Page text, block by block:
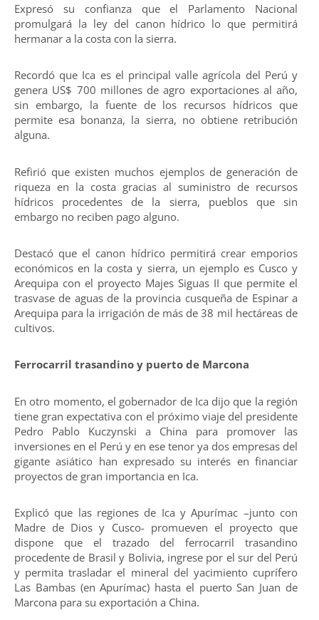
Expresó su confianza que el Parlamento Nacional
promulgará la ley del canon hídrico lo que permitirá
hermanar a la costa con la sierra.
Recordó que Ica es el principal valle agrícola del Perú y
genera US$ 700 millones de agro exportaciones al año,
sin embargo, la fuente de los recursos hídricos que
permite esa bonanza, la sierra, no obtiene retribución
alguna.
Refirió que existen muchos ejemplos de generación de
riqueza en la costa gracias al suministro de recursos
hídricos procedentes de la sierra, pueblos que sin
embargo no reciben pago alguno.
Destacó que el canon hídrico permitirá crear emporios
económicos en la costa y sierra, un ejemplo es Cusco y
Arequipa con el proyecto Majes Siguas II que permite el
trasvase de aguas de la provincia cusqueña de Espinar a
Arequipa para la irrigación de más de 38 mil hectáreas de
cultivos.
Ferrocarril trasandino y puerto de Marcona
En otro momento, el gobernador de Ica dijo que la región
tiene gran expectativa con el próximo viaje del presidente
Pedro Pablo Kuczynski a China para promover las
inversiones en el Perú y en ese tenor ya dos empresas del
gigante asiático han expresado su interés en financiar
proyectos de gran importancia en Ica.
Explicó que las regiones de Ica y Apurímac –junto con
Madre de Dios y Cusco- promueven el proyecto que
dispone que el trazado del ferrocarril trasandino
procedente de Brasil y Bolivia, ingrese por el sur del Perú
y permita trasladar el mineral del yacimiento cuprífero
Las Bambas (en Apurímac) hasta el puerto San Juan de
Marcona para su exportación a China.